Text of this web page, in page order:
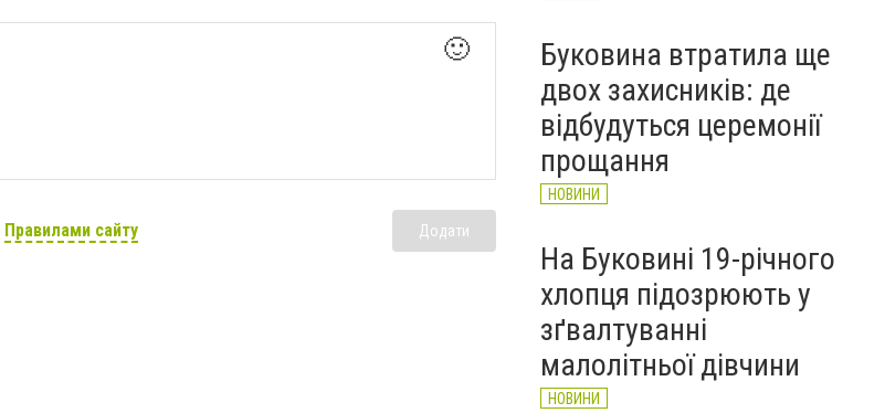
🙂
Правилами сайту Додати
Буковина втратила ще
двох захисників: де
відбудуться церемонії
прощання
НОВИНИ
На Буковині 19-річного
хлопця підозрюють у
зґвалтуванні
малолітньої дівчини
НОВИНИ